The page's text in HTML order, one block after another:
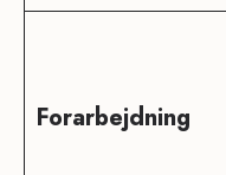
Forarbejdning